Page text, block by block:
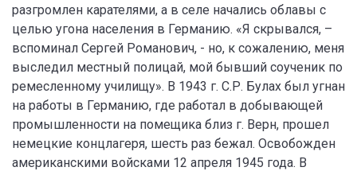
разгромлен карателями, а в селе начались облавы с
целью угона населения в Германию. «Я скрывался, –
вспоминал Сергей Романович, - но, к сожалению, меня
выследил местный полицай, мой бывший соученик по
ремесленному училищу». В 1943 г. С.Р. Булах был угнан
на работы в Германию, где работал в добывающей
промышленности на помещика близ г. Верн, прошел
немецкие концлагеря, шесть раз бежал. Освобожден
американскими войсками 12 апреля 1945 года. В